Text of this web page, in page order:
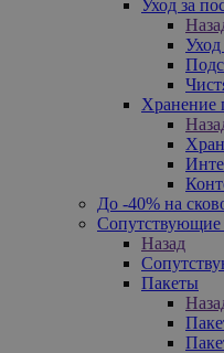
Уход за
Уход
Хранение
До -40% на
Сопутствующие
Назад
Пакеты